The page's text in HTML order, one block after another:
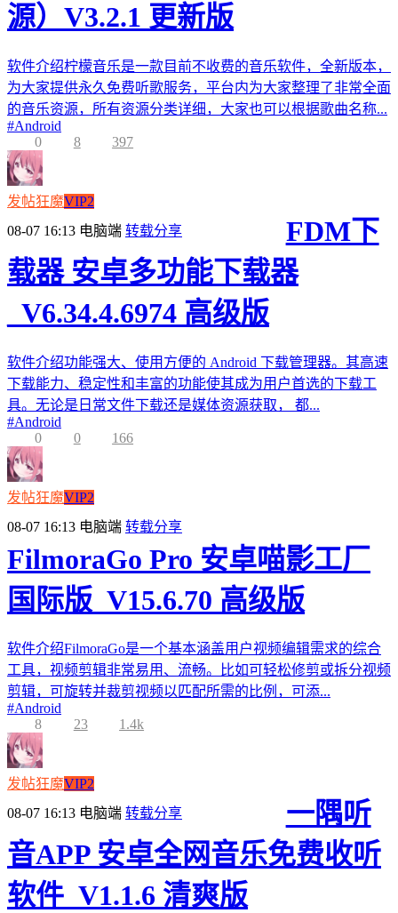
源）V3.2.1 更新版
软件介绍柠檬音乐是一款目前不收费的音乐软件，全新版本，
为大家提供永久免费听歌服务，平台内为大家整理了非常全面
的音乐资源，所有资源分类详细，大家也可以根据歌曲名称...
#Android
0
8 397
发帖狂魔VIP2
08-07 16:13 电脑端 转载分享
FDM下
载器 安卓多功能下载器
_V6.34.4.6974 高级版
软件介绍功能强大、使用方便的 Android 下载管理器。其高速
下载能力、稳定性和丰富的功能使其成为用户首选的下载工
具。无论是日常文件下载还是媒体资源获取， 都...
#Android
0
0 166
发帖狂魔VIP2
08-07 16:13 电脑端 转载分享
FilmoraGo Pro 安卓喵影工厂
国际版_V15.6.70 高级版
软件介绍FilmoraGo是一个基本涵盖用户视频编辑需求的综合
工具，视频剪辑非常易用、流畅。比如可轻松修剪或拆分视频
剪辑，可旋转并裁剪视频以匹配所需的比例，可添...
#Android
8
23 1.4k
发帖狂魔VIP2
08-07 16:13 电脑端 转载分享
一隅听
音APP 安卓全网音乐免费收听
软件_V1.1.6 清爽版